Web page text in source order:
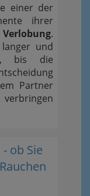
einer der
ihrer
.
und
bis die
Partner
ob Sie